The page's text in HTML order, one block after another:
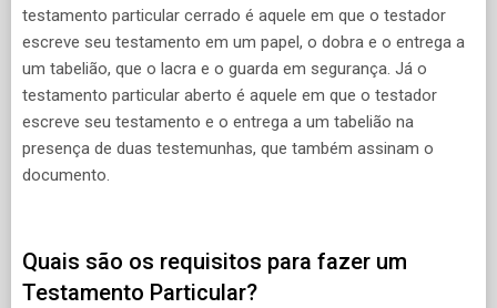
testamento particular cerrado é aquele em que o testador
escreve seu testamento em um papel, o dobra e o entrega a
um tabelião, que o lacra e o guarda em segurança. Já o
testamento particular aberto é aquele em que o testador
escreve seu testamento e o entrega a um tabelião na
presença de duas testemunhas, que também assinam o
documento.
Quais são os requisitos para fazer um
Testamento Particular?